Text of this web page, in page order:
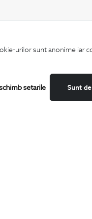
urilor sunt anonime iar
Sunt
setarile
Camasi
Sacouri
Costume